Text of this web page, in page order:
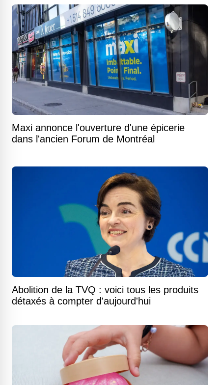
Maxi annonce l'ouverture d'une épicerie
dans l'ancien Forum de Montréal
Abolition de la TVQ : voici tous les produits
détaxés à compter d'aujourd'hui